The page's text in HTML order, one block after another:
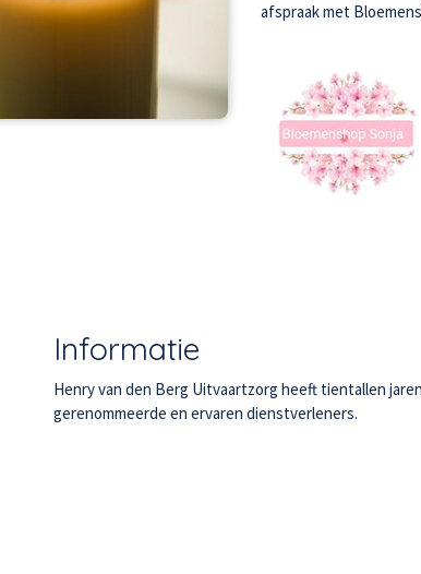
afspraak met
Informatie
Henry van den Berg Uitvaartzorg heeft tientallen
gerenommeerde en ervaren dienstverleners.